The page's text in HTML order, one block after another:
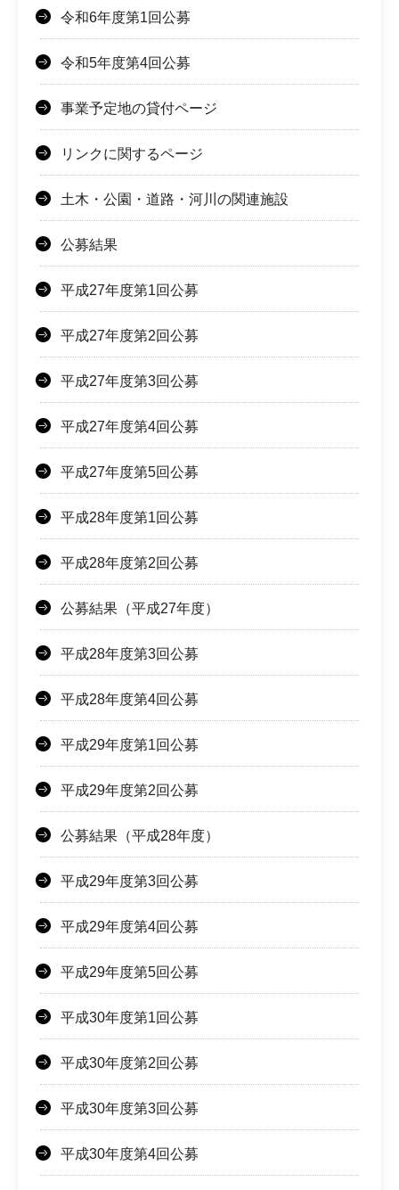
令和6年度第1回公募
令和5年度第4回公募
事業予定地の貸付ページ
リンクに関するページ
土木・公園・道路・河川の関連施設
公募結果
平成27年度第1回公募
平成27年度第2回公募
平成27年度第3回公募
平成27年度第4回公募
平成27年度第5回公募
平成28年度第1回公募
平成28年度第2回公募
公募結果（平成27年度）
平成28年度第3回公募
平成28年度第4回公募
平成29年度第1回公募
平成29年度第2回公募
公募結果（平成28年度）
平成29年度第3回公募
平成29年度第4回公募
平成29年度第5回公募
平成30年度第1回公募
平成30年度第2回公募
平成30年度第3回公募
平成30年度第4回公募